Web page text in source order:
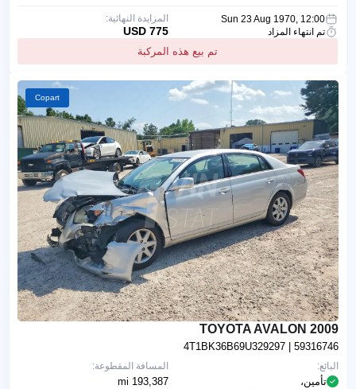
Sun 23 Aug 1970, 12:00
تم انتهاء المزاد
تم بيع هذه المركبة
المزايدة النهائية:
775 USD
Copart
2009 TOYOTA AVALON
4T1BK36B69U329297 | 59316746
المسافة المقطوعة:
193,387 mi
البائع:
تأمين،